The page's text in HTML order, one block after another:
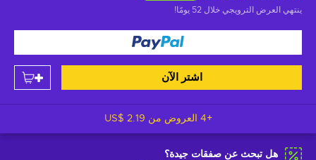
ينتهي العرض الترويجي خلال 52 يومًا !
اشتر الآن
+4 العروض من US$ 2.19
هل تبحث عن صفقات جيدة؟